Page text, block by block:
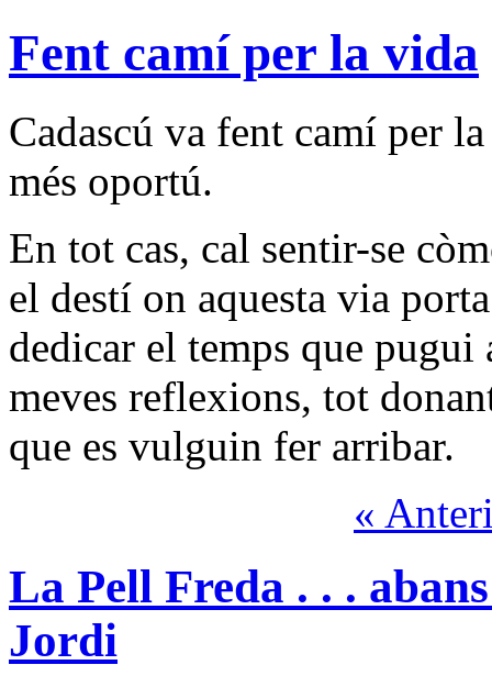
Fent camí per la vida
Cadascú va fent camí per
més oportú.
En tot cas, cal sentir-se
el destí on aquesta via
dedicar el temps que
meves reflexions, tot
que es vulguin fer arribar.
«
La Pell Freda . . .
Jordi